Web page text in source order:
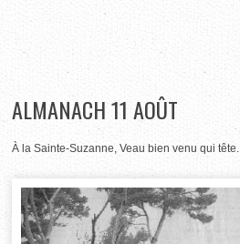
ALMANACH 11 AOÛT
À la Sainte-Suzanne, Veau bien venu qui tête.